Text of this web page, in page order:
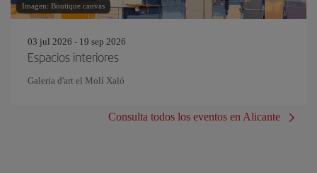
Imagen: Boutique canvas
03 jul 2026 - 19 sep 2026
Espacios interiores
Galeria d'art el Molí Xaló
Consulta todos los eventos en Alicante